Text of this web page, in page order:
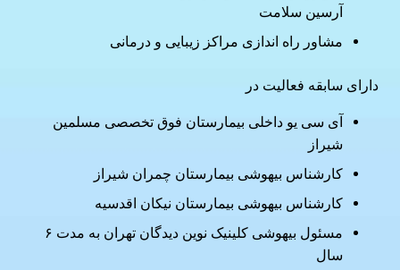
آرسین سلامت
مشاور راه اندازی مراکز زیبایی و درمانی
دارای سابقه فعالیت در
آی سی یو داخلی بیمارستان فوق تخصصی مسلمین
شیراز
کارشناس بیهوشی بیمارستان چمران شیراز
کارشناس بیهوشی بیمارستان نیکان اقدسیه
مسئول بیهوشی کلینیک نوین دیدگان تهران به مدت ۶
سال